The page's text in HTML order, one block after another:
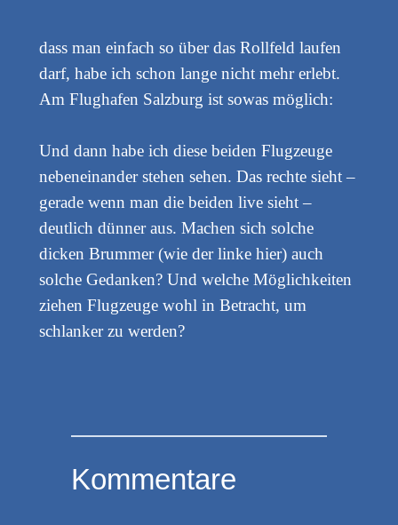
dass man einfach so über das Rollfeld laufen
darf, habe ich schon lange nicht mehr erlebt.
Am Flughafen Salzburg ist sowas möglich:
Und dann habe ich diese beiden Flugzeuge
nebeneinander stehen sehen. Das rechte sieht –
gerade wenn man die beiden live sieht –
deutlich dünner aus. Machen sich solche
dicken Brummer (wie der linke hier) auch
solche Gedanken? Und welche Möglichkeiten
ziehen Flugzeuge wohl in Betracht, um
schlanker zu werden?
Kommentare